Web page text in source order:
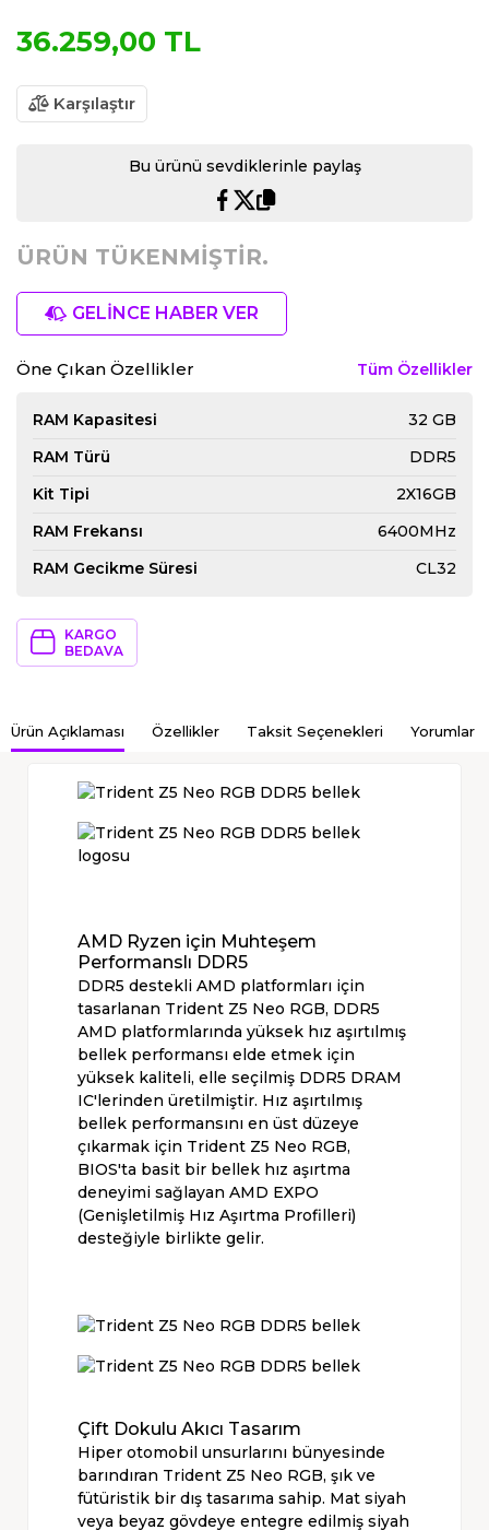
36.259,00 TL
Karşılaştır
Bu ürünü sevdiklerinle paylaş
ÜRÜN TÜKENMİŞTİR.
GELİNCE HABER VER
Öne Çıkan Özellikler Tüm Özellikler
RAM Kapasitesi
32 GB
RAM Türü
DDR5
Kit Tipi
2X16GB
RAM Frekansı
6400MHz
RAM Gecikme Süresi
CL32
KARGO
BEDAVA
Ürün Açıklaması Özellikler Taksit Seçenekleri Yorumlar
AMD Ryzen için Muhteşem
Performanslı DDR5
DDR5 destekli AMD platformları için
tasarlanan Trident Z5 Neo RGB, DDR5
AMD platformlarında yüksek hız aşırtılmış
bellek performansı elde etmek için
yüksek kaliteli, elle seçilmiş DDR5 DRAM
IC'lerinden üretilmiştir. Hız aşırtılmış
bellek performansını en üst düzeye
çıkarmak için Trident Z5 Neo RGB,
BIOS'ta basit bir bellek hız aşırtma
deneyimi sağlayan AMD EXPO
(Genişletilmiş Hız Aşırtma Profilleri)
desteğiyle birlikte gelir.
Çift Dokulu Akıcı Tasarım
Hiper otomobil unsurlarını bünyesinde
barındıran Trident Z5 Neo RGB, şık ve
fütüristik bir dış tasarıma sahip. Mat siyah
veya beyaz gövdeye entegre edilmiş siyah